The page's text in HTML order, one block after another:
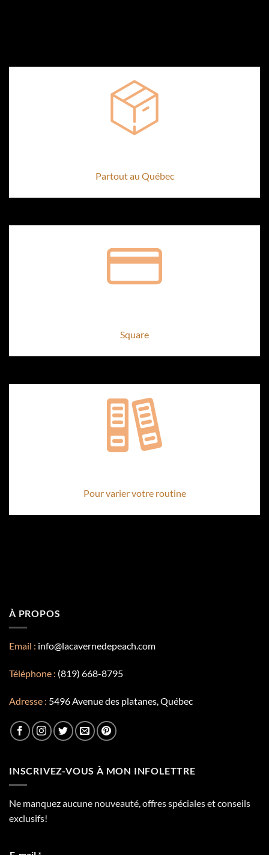
Partout au Québec
Square
Pour varier votre routine
À PROPOS
Email : info@lacavernedepeach.com
Téléphone : (819) 668-8795
Adresse : 5496 Avenue des platanes, Québec
INSCRIVEZ-VOUS À MON INFOLETTRE
Ne manquez aucune nouveauté, offres spéciales et conseils
exclusifs!